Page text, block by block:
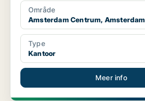
Område
Amsterdam Centrum, Amsterdam
Type
Kantoor
Meer info